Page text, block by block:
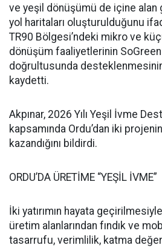
ve yeşil dönüşümü de içine alan
yol haritaları oluşturulduğunu
TR90 Bölgesi’ndeki mikro ve
dönüşüm faaliyetlerinin
doğrultusunda desteklenmesinin
kaydetti.
Akpınar, 2026 Yılı Yeşil İvme
kapsamında Ordu’dan iki
kazandığını bildirdi.
ORDU’DA ÜRETİME “YEŞİL İVME”
İki yatırımın hayata
üretim alanlarından fındık ve
tasarrufu, verimlilik, katma